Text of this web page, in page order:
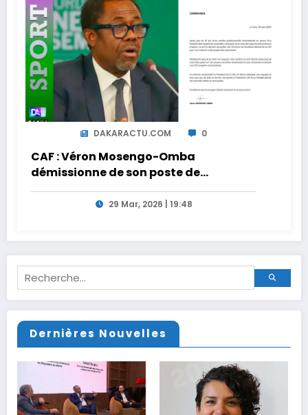
DAKARACTU.COM 0
CAF : Véron Mosengo-Omba
démissionne de son poste de
Secrétaire Général
29 Mar, 2026 | 19:48
Dernières Nouvelles